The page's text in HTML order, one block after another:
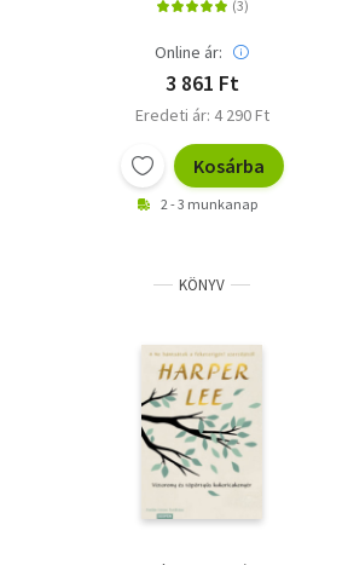
Online ár:
3 861 Ft
Eredeti ár: 4 290 Ft
Kosárba
2 - 3 munkanap
KÖNYV